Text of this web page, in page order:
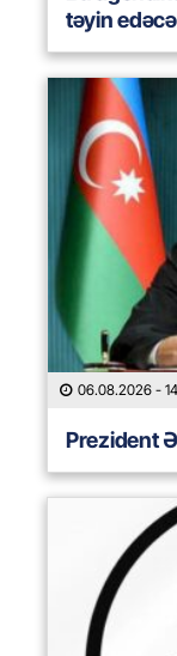
təyin
06.08.2026 -
Prezident